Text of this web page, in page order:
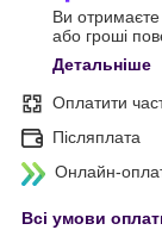
Ви
або гроші
Детальніше
Оплатити
Післяплата
Онлайн-
Всі умови